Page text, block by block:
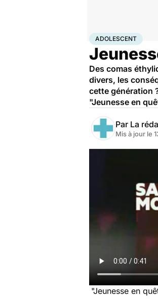
Accueil SantéAdolescent
ADOLESCENT
Des comas
divers, les
cette génération
"Jeunesse en
Par La
Mis à jour le
"Jeunesse en